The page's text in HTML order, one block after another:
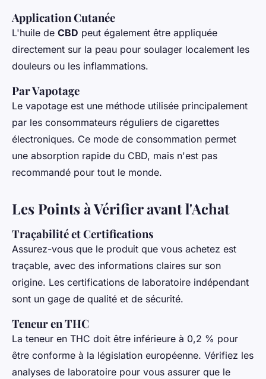
Application Cutanée
L'huile de CBD peut également être appliquée
directement sur la peau pour soulager localement les
douleurs ou les inflammations.
Par Vapotage
Le vapotage est une méthode utilisée principalement
par les consommateurs réguliers de cigarettes
électroniques. Ce mode de consommation permet
une absorption rapide du CBD, mais n'est pas
recommandé pour tout le monde.
Les Points à Vérifier avant l'Achat
Traçabilité et Certifications
Assurez-vous que le produit que vous achetez est
traçable, avec des informations claires sur son
origine. Les certifications de laboratoire indépendant
sont un gage de qualité et de sécurité.
Teneur en THC
La teneur en THC doit être inférieure à 0,2 % pour
être conforme à la législation européenne. Vérifiez les
analyses de laboratoire pour vous assurer que le